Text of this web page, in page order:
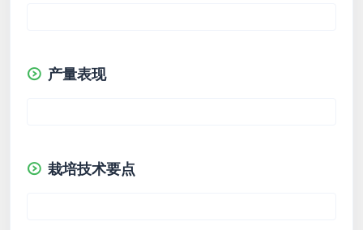
产量表现
栽培技术要点